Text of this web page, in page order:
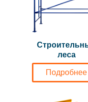
Подробнее
леса